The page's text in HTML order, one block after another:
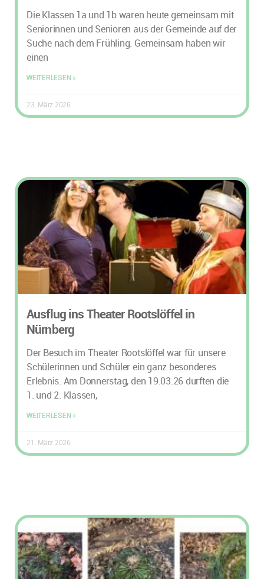
Die Klassen 1a und 1b waren heute gemeinsam mit
Seniorinnen und Senioren aus der Gemeinde auf der
Suche nach dem Frühling. Gemeinsam haben wir
einen
WEITERLESEN »
23. März 2026
Ausflug ins Theater Rootslöffel in
Nürnberg
Der Besuch im Theater Rootslöffel war für unsere
Schülerinnen und Schüler ein ganz besonderes
Erlebnis. Am Donnerstag, den 19.03.26 durften die
1. und 2. Klassen,
WEITERLESEN »
21. März 2026